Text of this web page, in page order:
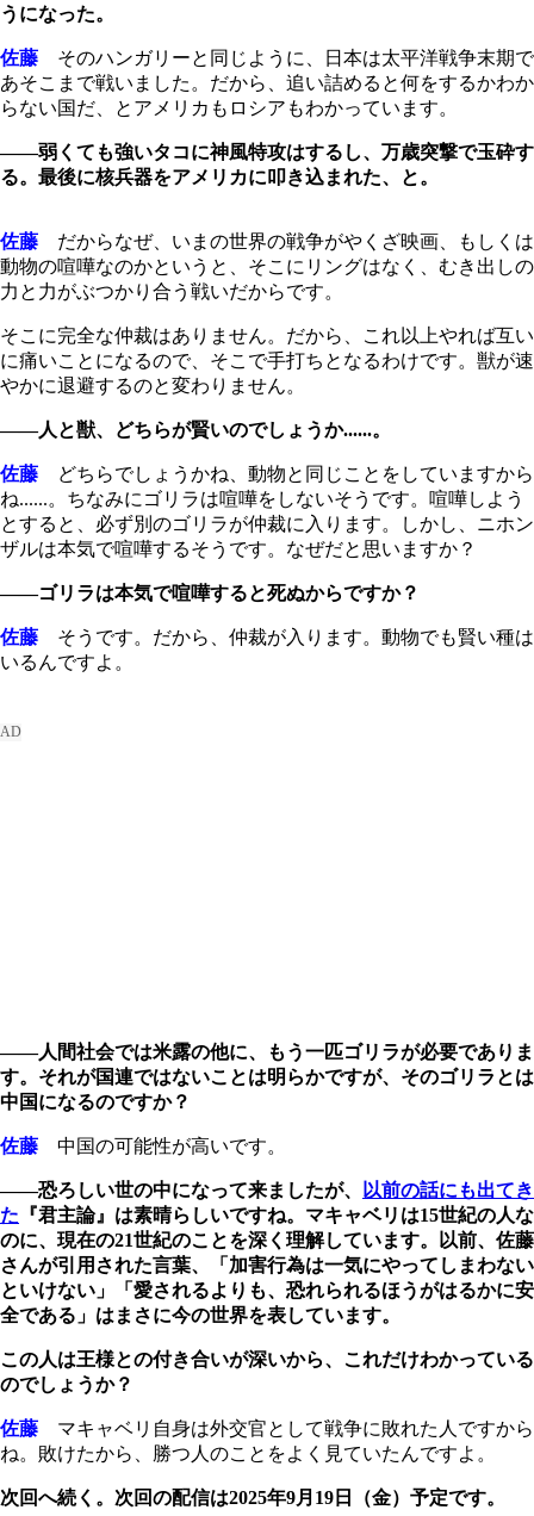
うになった。
佐藤 そのハンガリーと同じように、日本は太平洋戦争末期で
あそこまで戦いました。だから、追い詰めると何をするかわか
らない国だ、とアメリカもロシアもわかっています。
――弱くても強いタコに神風特攻はするし、万歳突撃で玉砕す
る。最後に核兵器をアメリカに叩き込まれた、と。
佐藤 だからなぜ、いまの世界の戦争がやくざ映画、もしくは
動物の喧嘩なのかというと、そこにリングはなく、むき出しの
力と力がぶつかり合う戦いだからです。
そこに完全な仲裁はありません。だから、これ以上やれば互い
に痛いことになるので、そこで手打ちとなるわけです。獣が速
やかに退避するのと変わりません。
――人と獣、どちらが賢いのでしょうか......。
佐藤 どちらでしょうかね、動物と同じことをしていますから
ね......。ちなみにゴリラは喧嘩をしないそうです。喧嘩しよう
とすると、必ず別のゴリラが仲裁に入ります。しかし、ニホン
ザルは本気で喧嘩するそうです。なぜだと思いますか？
――ゴリラは本気で喧嘩すると死ぬからですか？
佐藤 そうです。だから、仲裁が入ります。動物でも賢い種は
いるんですよ。
――人間社会では米露の他に、もう一匹ゴリラが必要でありま
す。それが国連ではないことは明らかですが、そのゴリラとは
中国になるのですか？
佐藤 中国の可能性が高いです。
――恐ろしい世の中になって来ましたが、
以前の話にも出てき
た 『君主論』は素晴らしいですね。マキャベリは15世紀の人な
のに、現在の21世紀のことを深く理解しています。以前、佐藤
さんが引用された言葉、「加害行為は一気にやってしまわない
といけない」「愛されるよりも、恐れられるほうがはるかに安
全である」はまさに今の世界を表しています。
この人は王様との付き合いが深いから、これだけわかっている
のでしょうか？
佐藤 マキャベリ自身は外交官として戦争に敗れた人ですから
ね。敗けたから、勝つ人のことをよく見ていたんですよ。
次回へ続く。次回の配信は2025年9月19日（金）予定です。